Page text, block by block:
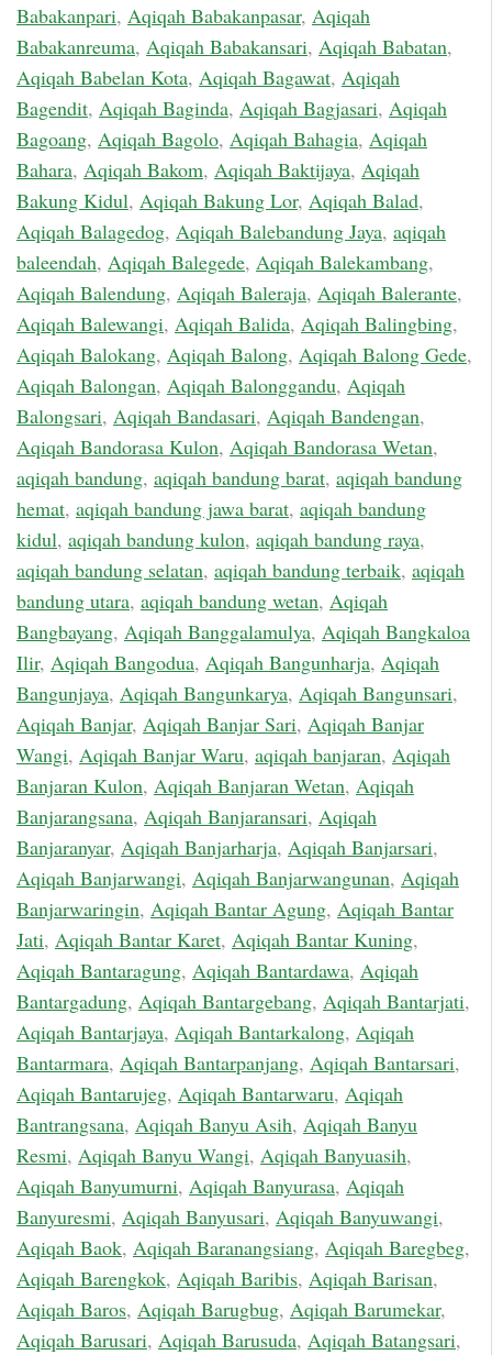
Babakanpari, Aqiqah Babakanpasar, Aqiqah
Babakanreuma, Aqiqah Babakansari, Aqiqah Babatan,
Aqiqah Babelan Kota, Aqiqah Bagawat, Aqiqah
Bagendit, Aqiqah Baginda, Aqiqah Bagjasari, Aqiqah
Bagoang, Aqiqah Bagolo, Aqiqah Bahagia, Aqiqah
Bahara, Aqiqah Bakom, Aqiqah Baktijaya, Aqiqah
Bakung Kidul, Aqiqah Bakung Lor, Aqiqah Balad,
Aqiqah Balagedog, Aqiqah Balebandung Jaya, aqiqah
baleendah, Aqiqah Balegede, Aqiqah Balekambang,
Aqiqah Balendung, Aqiqah Baleraja, Aqiqah Balerante,
Aqiqah Balewangi, Aqiqah Balida, Aqiqah Balingbing,
Aqiqah Balokang, Aqiqah Balong, Aqiqah Balong Gede,
Aqiqah Balongan, Aqiqah Balonggandu, Aqiqah
Balongsari, Aqiqah Bandasari, Aqiqah Bandengan,
Aqiqah Bandorasa Kulon, Aqiqah Bandorasa Wetan,
aqiqah bandung, aqiqah bandung barat, aqiqah bandung
hemat, aqiqah bandung jawa barat, aqiqah bandung
kidul, aqiqah bandung kulon, aqiqah bandung raya,
aqiqah bandung selatan, aqiqah bandung terbaik, aqiqah
bandung utara, aqiqah bandung wetan, Aqiqah
Bangbayang, Aqiqah Banggalamulya, Aqiqah Bangkaloa
Ilir, Aqiqah Bangodua, Aqiqah Bangunharja, Aqiqah
Bangunjaya, Aqiqah Bangunkarya, Aqiqah Bangunsari,
Aqiqah Banjar, Aqiqah Banjar Sari, Aqiqah Banjar
Wangi, Aqiqah Banjar Waru, aqiqah banjaran, Aqiqah
Banjaran Kulon, Aqiqah Banjaran Wetan, Aqiqah
Banjarangsana, Aqiqah Banjaransari, Aqiqah
Banjaranyar, Aqiqah Banjarharja, Aqiqah Banjarsari,
Aqiqah Banjarwangi, Aqiqah Banjarwangunan, Aqiqah
Banjarwaringin, Aqiqah Bantar Agung, Aqiqah Bantar
Jati, Aqiqah Bantar Karet, Aqiqah Bantar Kuning,
Aqiqah Bantaragung, Aqiqah Bantardawa, Aqiqah
Bantargadung, Aqiqah Bantargebang, Aqiqah Bantarjati,
Aqiqah Bantarjaya, Aqiqah Bantarkalong, Aqiqah
Bantarmara, Aqiqah Bantarpanjang, Aqiqah Bantarsari,
Aqiqah Bantarujeg, Aqiqah Bantarwaru, Aqiqah
Bantrangsana, Aqiqah Banyu Asih, Aqiqah Banyu
Resmi, Aqiqah Banyu Wangi, Aqiqah Banyuasih,
Aqiqah Banyumurni, Aqiqah Banyurasa, Aqiqah
Banyuresmi, Aqiqah Banyusari, Aqiqah Banyuwangi,
Aqiqah Baok, Aqiqah Baranangsiang, Aqiqah Baregbeg,
Aqiqah Barengkok, Aqiqah Baribis, Aqiqah Barisan,
Aqiqah Baros, Aqiqah Barugbug, Aqiqah Barumekar,
Aqiqah Barusari, Aqiqah Barusuda, Aqiqah Batangsari,